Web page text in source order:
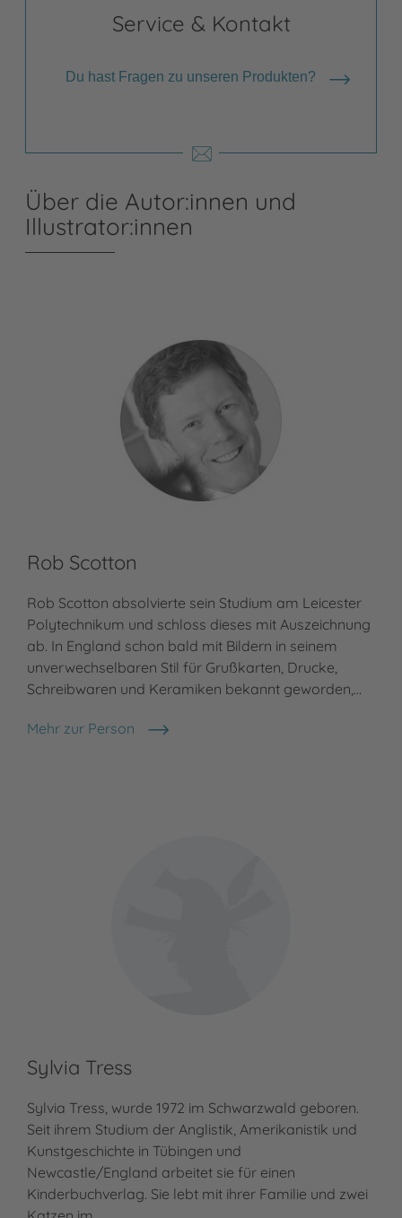
Service & Kontakt
Du hast Fragen zu unseren Produkten?
Über die Autor:innen und
Illustrator:innen
Rob Scotton
Rob Scotton absolvierte sein Studium am Leicester
Polytechnikum und schloss dieses mit Auszeichnung
ab. In England schon bald mit Bildern in seinem
unverwechselbaren Stil für Grußkarten, Drucke,
Schreibwaren und Keramiken bekannt geworden,…
Mehr zur Person
Rob Scotton
Sylvia Tress
Sylvia Tress, wurde 1972 im Schwarzwald geboren.
Seit ihrem Studium der Anglistik, Amerikanistik und
Kunstgeschichte in Tübingen und
Newcastle/England arbeitet sie für einen
Kinderbuchverlag. Sie lebt mit ihrer Familie und zwei